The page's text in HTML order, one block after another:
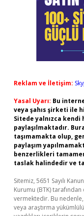
Reklam ve İletişim:
Yasal Uyarı: Bu
veya şahıs şirketi ile
Sitede yalnızca kendi
paylaşılmaktadır.
taşımamakta olup,
paylaşım
benzerlikleri
taslak halindedir ve
Sitemiz, 5651 Sayılı
Kurumu (BTK)
vermektedir. Bu
veya araştırma